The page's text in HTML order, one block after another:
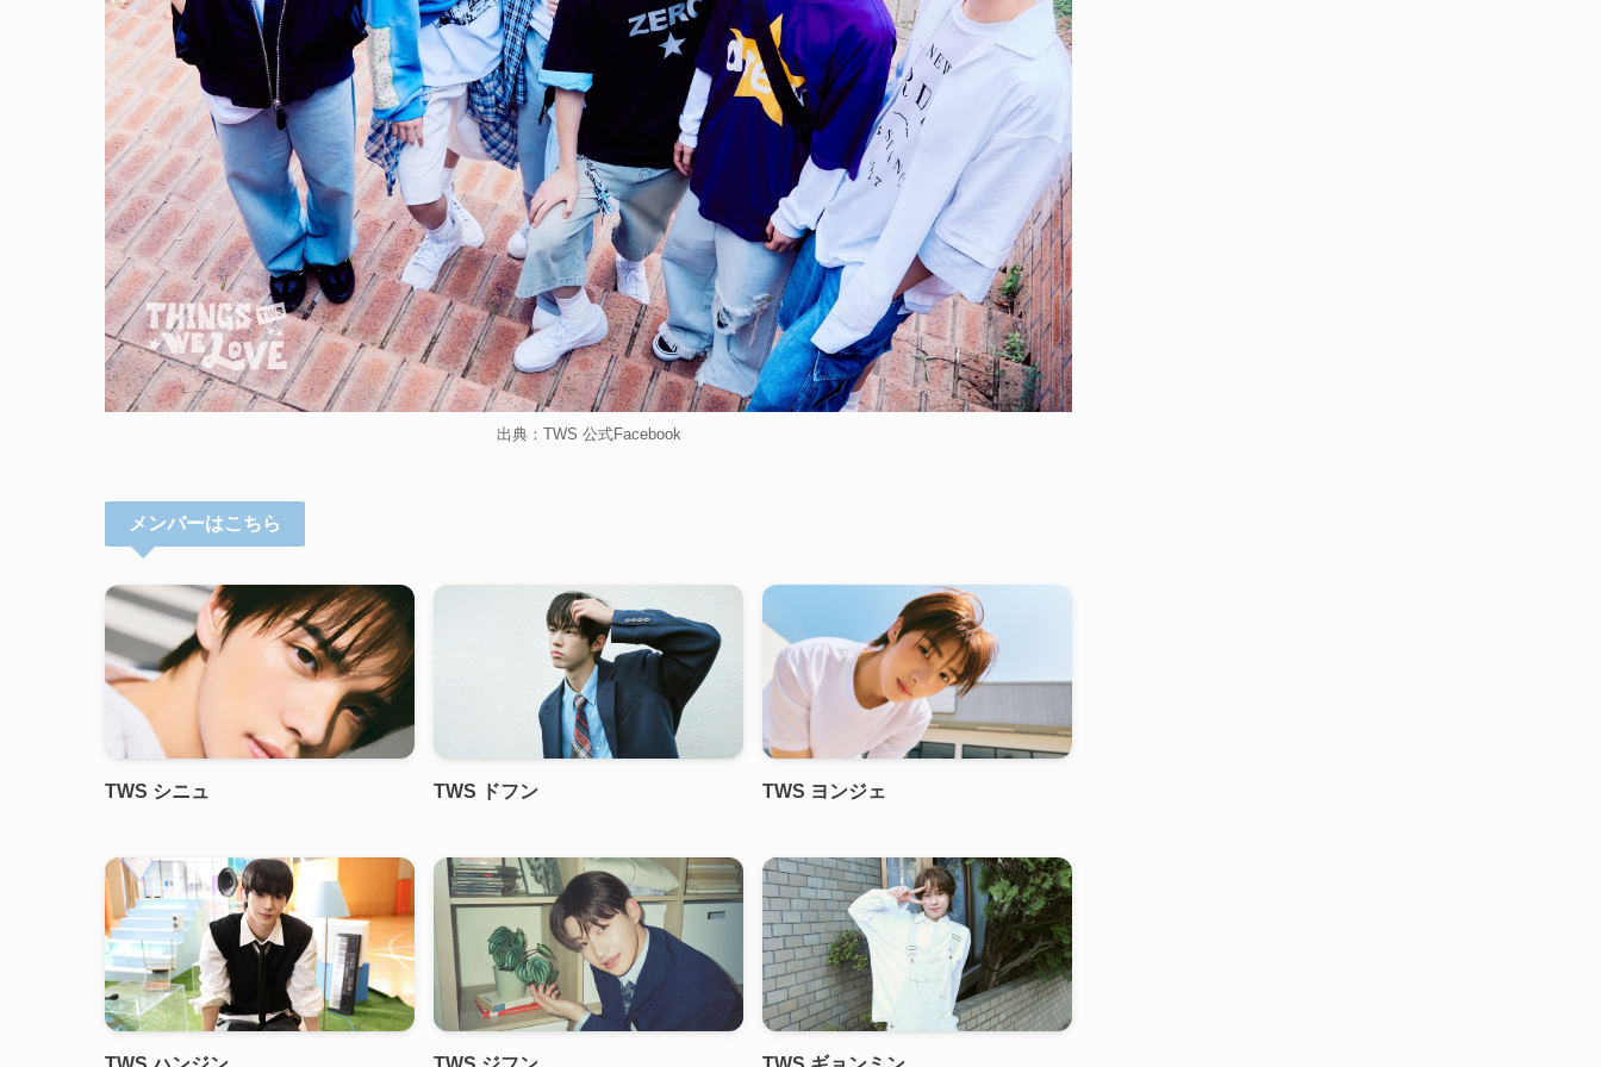
出典：TWS 公式Facebook
メンバーはこちら
TWS シニュ TWS ドフン TWS ヨンジェ